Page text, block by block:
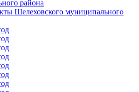
района
Шелеховского муниципального